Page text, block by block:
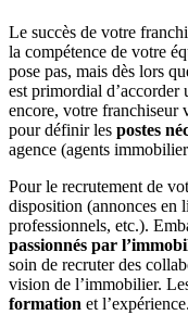
Le succès de votre
la compétence de votre
pose pas, mais dès lors
est primordial d’accorder
encore, votre franchiseur
pour définir les postes
agence (agents
Pour le recrutement de
disposition (annonces en
professionnels, etc.).
passionnés par
soin de recruter des
vision de l’immobilier.
formation et l’expérience.